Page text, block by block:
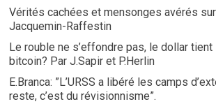
Vérités cachées et mensonges avérés sur
Jacquemin-Raffestin
Le rouble ne s’effondre pas, le dollar
bitcoin? Par J.Sapir et P.Herlin
E.Branca: ”L’URSS a libéré les camps
reste, c’est du révisionnisme”.